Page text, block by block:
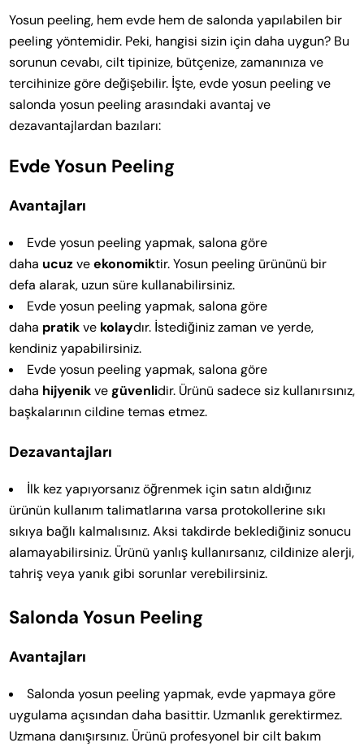
Yosun peeling, hem evde hem de salonda yapılabilen bir
peeling yöntemidir. Peki, hangisi sizin için daha uygun? Bu
sorunun cevabı, cilt tipinize, bütçenize, zamanınıza ve
tercihinize göre değişebilir. İşte, evde yosun peeling ve
salonda yosun peeling arasındaki avantaj ve
dezavantajlardan bazıları:
Evde Yosun Peeling
Avantajları
Evde yosun peeling yapmak, salona göre
daha ucuzveekonomiktir. Yosun peeling ürününü bir
defa alarak, uzun süre kullanabilirsiniz.
Evde yosun peeling yapmak, salona göre
daha pratikve kolaydır. İstediğiniz zaman ve yerde,
kendiniz yapabilirsiniz.
Evde yosun peeling yapmak, salona göre
daha hijyenikvegüvenlidir. Ürünü sadece siz kullanırsınız,
başkalarının cildine temas etmez.
Dezavantajları
İlk kez yapıyorsanız öğrenmek için satın aldığınız
ürünün kullanım talimatlarına varsa protokollerine sıkı
sıkıya bağlı kalmalısınız. Aksi takdirde beklediğiniz sonucu
alamayabilirsiniz. Ürünü yanlış kullanırsanız, cildinize alerji,
tahriş veya yanık gibi sorunlar verebilirsiniz.
Salonda Yosun Peeling
Avantajları
Salonda yosun peeling yapmak, evde yapmaya göre
uygulama açısından daha basittir. Uzmanlık gerektirmez.
Uzmana danışırsınız. Ürünü profesyonel bir cilt bakım